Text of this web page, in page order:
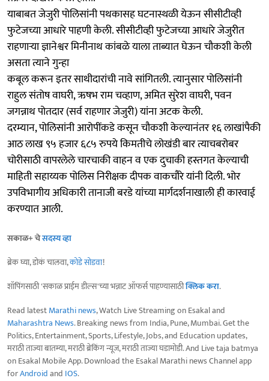
याबाबत जेजुरी पोलिसांनी पथकासह घटनास्थळी येऊन सीसीटीव्ही
फुटेजच्या आधारे पाहणी केली. सीसीटीव्ही फुटेजच्या आधारे जेजुरीत
राहणाऱ्या ज्ञानेश्वर मिनीनाथ कांबळे याला ताब्यात घेऊन चौकशी केली
असता त्याने गुन्हा
कबूल करून इतर साथीदारांची नावे सांगितली. त्यानुसार पोलिसांनी
राहुल संतोष वाघरी, ऋषभ राम चव्हाण, अमित सुरेश वाघरी, पवन
जगन्नाथ पोतदार (सर्व राहणार जेजुरी) यांना अटक केली.
दरम्यान, पोलिसांनी आरोपींकडे कसून चौकशी केल्यानंतर १६ लाखांपैकी
आठ लाख ९५ हजार ६८५ रुपये किमतीचे लोखंडी बार त्याचबरोबर
चोरीसाठी वापरलेले चारचाकी वाहन व एक दुचाकी हस्तगत केल्याची
माहिती सहाय्यक पोलिस निरीक्षक दीपक वाकचौरे यांनी दिली. भोर
उपविभागीय अधिकारी तानाजी बरडे यांच्या मार्गदर्शनाखाली ही कारवाई
करण्यात आली.
सकाळ+ चेसदस्य व्हा
ब्रेक घ्या, डोकं चालवा,कोडे सोडवा!
शॉपिंगसाठी 'सकाळ प्राईम डील्स'च्या भन्नाट ऑफर्स पाहण्यासाठीक्लिक करा.
Read latestMarathi news, Watch Live Streaming on Esakal and
Maharashtra News. Breaking news from India, Pune, Mumbai. Get the
Politics, Entertainment, Sports, Lifestyle, Jobs, and Education updates,
मराठी ताज्या बातम्या, मराठी ब्रेकिंग न्यूज, मराठी ताज्या घडामोडी. And Live taja batmya
on Esakal Mobile App. Download the Esakal Marathi news Channel app
forAndroidand IOS.